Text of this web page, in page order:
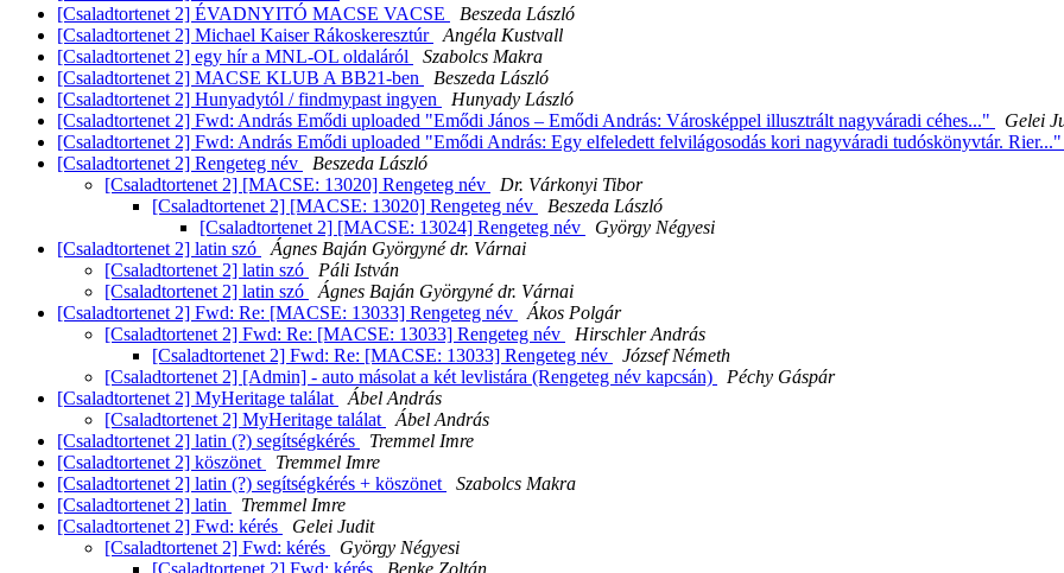
[Csaladtortenet 2] ÉVADNYITÓ MACSE VACSE
Beszeda László
[Csaladtortenet 2] Michael Kaiser Rákoskeresztúr
Angéla Kustvall
[Csaladtortenet 2] egy hír a MNL-OL oldaláról
Szabolcs Makra
[Csaladtortenet 2] MACSE KLUB A BB21-ben
Beszeda László
[Csaladtortenet 2] Hunyadytól / findmypast ingyen
Hunyady László
[Csaladtortenet 2] Fwd: András Emődi uploaded "Emődi János – Emődi András: Városképpel illusztrált nagyváradi céhes..."
Gelei
[Csaladtortenet 2] Fwd: András Emődi uploaded "Emődi András: Egy elfeledett felvilágosodás kori nagyváradi tudóskönyvtár. Rier..."
[Csaladtortenet 2] Rengeteg név
Beszeda László
[Csaladtortenet 2] [MACSE: 13020] Rengeteg név
Dr. Várkonyi Tibor
[Csaladtortenet 2] [MACSE: 13020] Rengeteg név
Beszeda László
[Csaladtortenet 2] [MACSE: 13024] Rengeteg név
György Négyesi
[Csaladtortenet 2] latin szó
Ágnes Baján Györgyné dr. Várnai
[Csaladtortenet 2] latin szó
Páli István
[Csaladtortenet 2] latin szó
Ágnes Baján Györgyné dr. Várnai
[Csaladtortenet 2] Fwd: Re: [MACSE: 13033] Rengeteg név
Ákos Polgár
[Csaladtortenet 2] Fwd: Re: [MACSE: 13033] Rengeteg név
Hirschler András
[Csaladtortenet 2] Fwd: Re: [MACSE: 13033] Rengeteg név
József Németh
[Csaladtortenet 2] [Admin] - auto másolat a két levlistára (Rengeteg név kapcsán)
Péchy Gáspár
[Csaladtortenet 2] MyHeritage találat
Ábel András
[Csaladtortenet 2] MyHeritage találat
Ábel András
[Csaladtortenet 2] latin (?) segítségkérés
Tremmel Imre
[Csaladtortenet 2] köszönet
Tremmel Imre
[Csaladtortenet 2] latin (?) segítségkérés + köszönet
Szabolcs Makra
[Csaladtortenet 2] latin
Tremmel Imre
[Csaladtortenet 2] Fwd: kérés
Gelei Judit
[Csaladtortenet 2] Fwd: kérés
György Négyesi